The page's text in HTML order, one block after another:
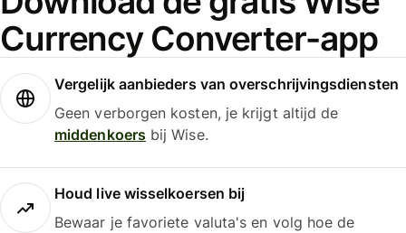
Currency Converter-app
Vergelijk aanbieders van overschrijvingsdiensten
Geen verborgen kosten, je krijgt altijd de
middenkoersbij Wise.
Houd live wisselkoersen bij
Bewaar je favoriete valuta's en volg hoe de